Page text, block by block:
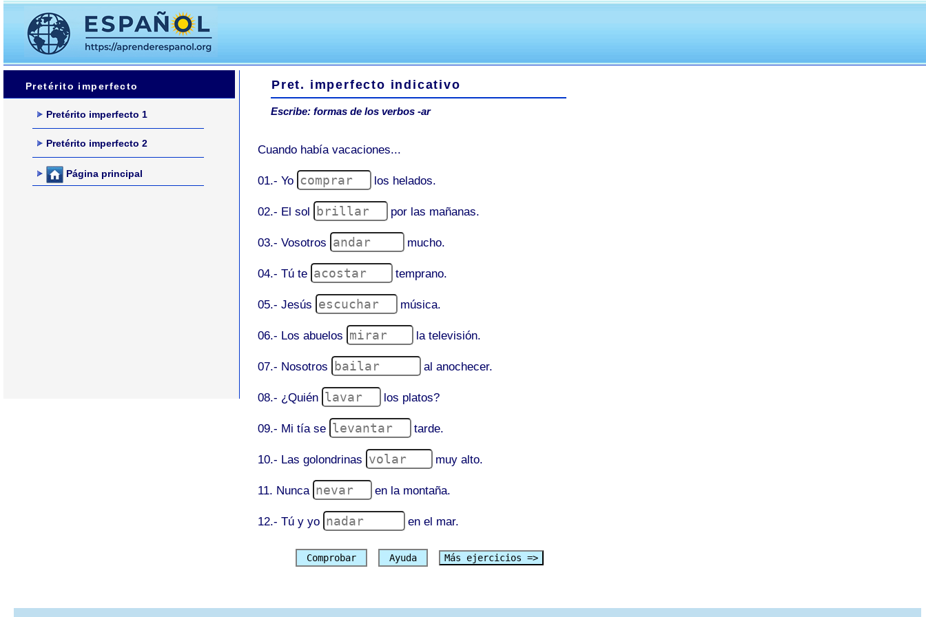
Pretérito imperfecto
Pretérito imperfecto 1
Pretérito imperfecto 2
Página principal
Pret. imperfecto indicativo
Escribe: formas de los verbos -ar
Cuando había vacaciones...
01.- Yo los helados.
02.- El sol por las mañanas.
03.- Vosotros mucho.
04.- Tú te temprano.
05.- Jesús música.
06.- Los abuelos la televisión.
07.- Nosotros al anochecer.
08.- ¿Quién los platos?
09.- Mi tía se tarde.
10.- Las golondrinas muy alto.
11. Nunca en la montaña.
12.- Tú y yo en el mar.
Comprobar Ayuda Más ejercicios =>